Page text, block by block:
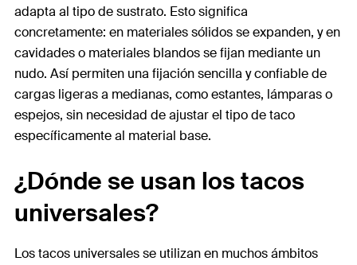
adapta al tipo de sustrato. Esto significa
concretamente: en materiales sólidos se expanden, y en
cavidades o materiales blandos se fijan mediante un
nudo. Así permiten una fijación sencilla y confiable de
cargas ligeras a medianas, como estantes, lámparas o
espejos, sin necesidad de ajustar el tipo de taco
específicamente al material base.
¿Dónde se usan los tacos
universales?
Los tacos universales se utilizan en muchos ámbitos